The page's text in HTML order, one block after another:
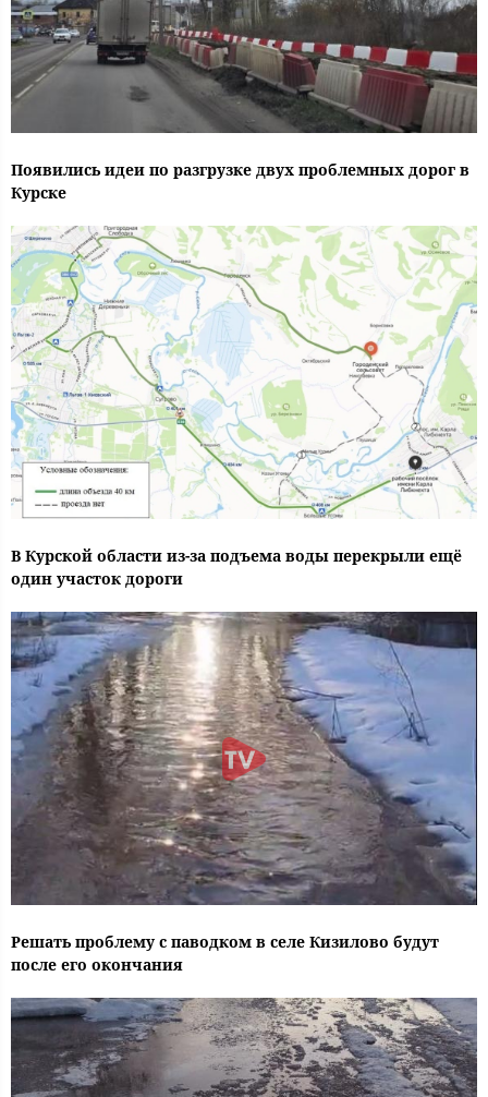
Появились идеи по разгрузке двух проблемных дорог в
Курске
В Курской области из-за подъема воды перекрыли ещё
один участок дороги
Решать проблему с паводком в селе Кизилово будут
после его окончания